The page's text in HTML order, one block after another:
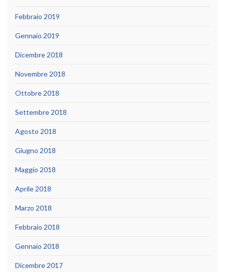
Febbraio 2019
Gennaio 2019
Dicembre 2018
Novembre 2018
Ottobre 2018
Settembre 2018
Agosto 2018
Giugno 2018
Maggio 2018
Aprile 2018
Marzo 2018
Febbraio 2018
Gennaio 2018
Dicembre 2017